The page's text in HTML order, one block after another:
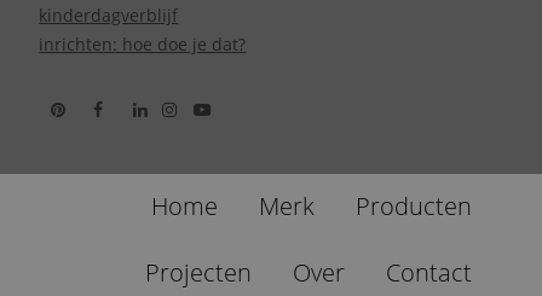
kinderdagverblijf
inrichten: hoe doe je dat?
Home Merk Producten
Projecten Over Contact